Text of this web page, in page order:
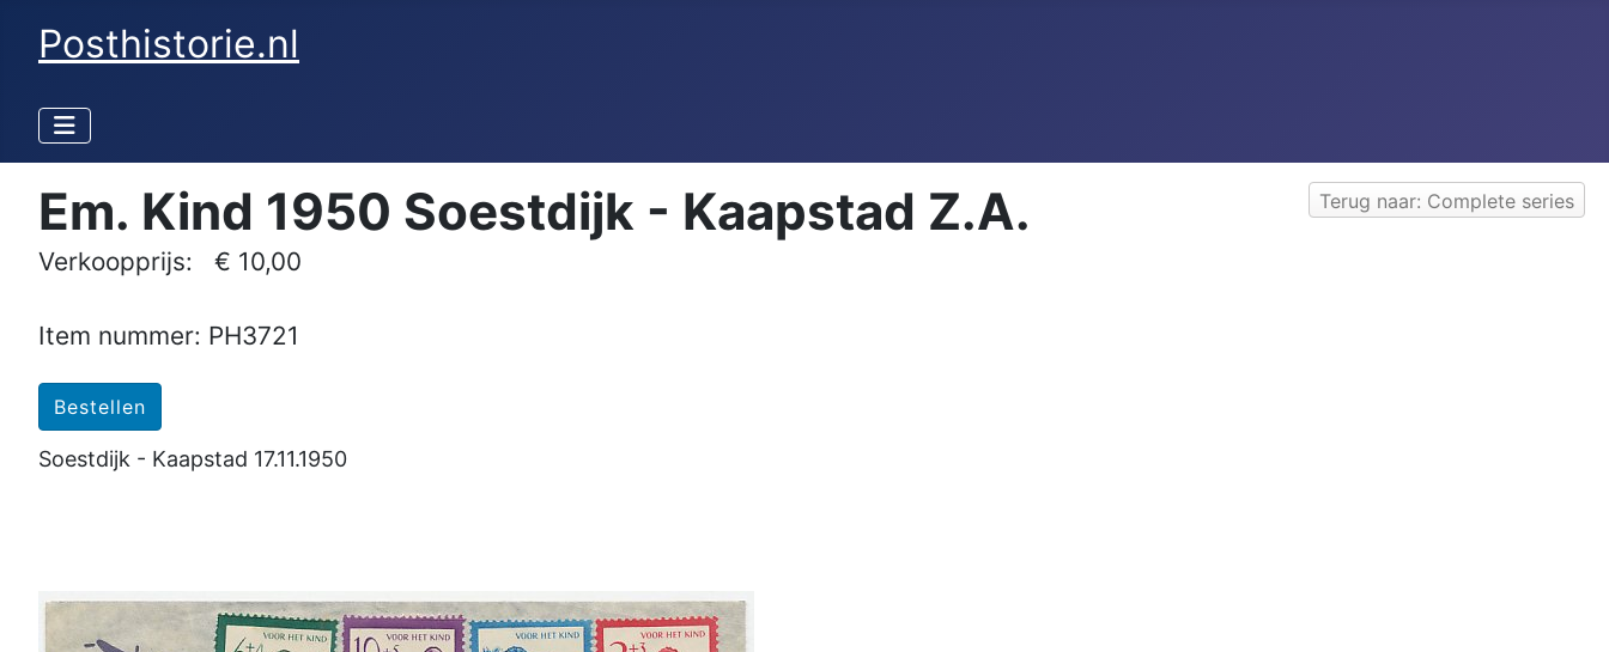
Posthistorie.nl
Terug naar: Complete series
Em. Kind 1950 Soestdijk - Kaapstad Z.A.
Verkoopprijs: € 10,00
Item nummer: PH3721
Soestdijk - Kaapstad 17.11.1950